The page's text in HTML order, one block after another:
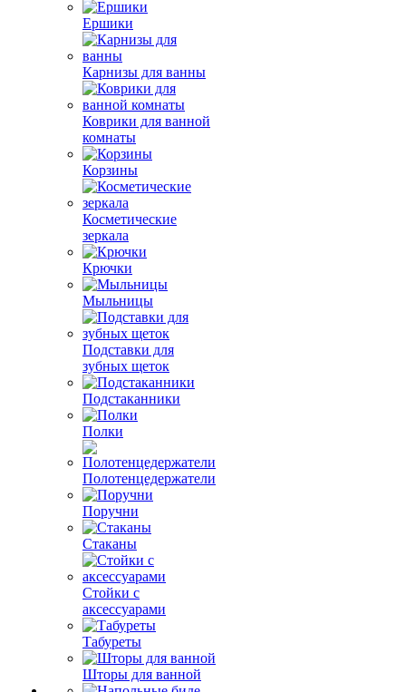
Ершики
Карнизы для ванны
Коврики для ванной
комнаты
Корзины
Косметические
зеркала
Крючки
Мыльницы
Подставки для
зубных щеток
Подстаканники
Полки
Полотенцедержатели
Поручни
Стаканы
Стойки с
аксессуарами
Табуреты
Шторы для ванной